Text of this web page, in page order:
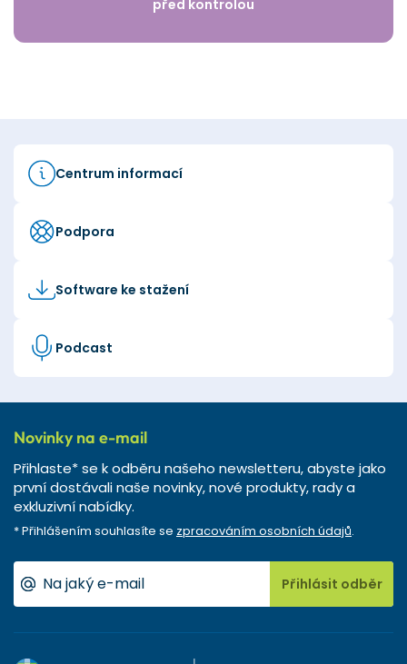
před kontrolou
Centrum informací
Podpora
Software ke stažení
Podcast
Novinky na e-mail
Přihlaste* se k odběru našeho newsletteru, abyste jako
první dostávali naše novinky, nové produkty, rady a
exkluzivní nabídky.
* Přihlášením souhlasíte se zpracováním osobních údajů.
Přihlásit odběr